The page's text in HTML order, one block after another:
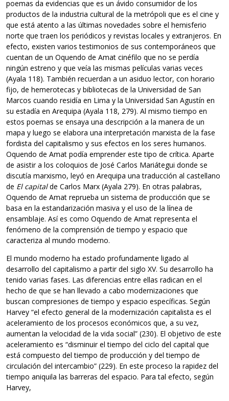
poemas da evidencias que es un ávido consumidor de los
productos de la industria cultural de la metrópoli que es el cine y
que está atento a las últimas novedades sobre el hemisferio
norte que traen los periódicos y revistas locales y extranjeros. En
efecto, existen varios testimonios de sus contemporáneos que
cuentan de un Oquendo de Amat cinéfilo que no se perdía
ningún estreno y que veía las mismas películas varias veces
(Ayala 118). También recuerdan a un asiduo lector, con horario
fijo, de hemerotecas y bibliotecas de la Universidad de San
Marcos cuando residía en Lima y la Universidad San Agustín en
su estadía en Arequipa (Ayala 118, 279). Al mismo tiempo en
estos poemas se ensaya una descripción a la manera de un
mapa y luego se elabora una interpretación marxista de la fase
fordista del capitalismo y sus efectos en los seres humanos.
Oquendo de Amat podía emprender este tipo de crítica. Aparte
de asistir a los coloquios de José Carlos Mariátegui donde se
discutía marxismo, leyó en Arequipa una traducción al castellano
de El capitalde Carlos Marx (Ayala 279). En otras palabras,
Oquendo de Amat reprueba un sistema de producción que se
basa en la estandarización masiva y el uso de la línea de
ensamblaje. Así es como Oquendo de Amat representa el
fenómeno de la comprensión de tiempo y espacio que
caracteriza al mundo moderno.
El mundo moderno ha estado profundamente ligado al
desarrollo del capitalismo a partir del siglo XV. Su desarrollo ha
tenido varias fases. Las diferencias entre ellas radican en el
hecho de que se han llevado a cabo modernizaciones que
buscan compresiones de tiempo y espacio específicas. Según
Harvey “el efecto general de la modernización capitalista es el
aceleramiento de los procesos económicos que, a su vez,
aumentan la velocidad de la vida social” (230). El objetivo de este
aceleramiento es “disminuir el tiempo del ciclo del capital que
está compuesto del tiempo de producción y del tiempo de
circulación del intercambio” (229). En este proceso la rapidez del
tiempo aniquila las barreras del espacio. Para tal efecto, según
Harvey,